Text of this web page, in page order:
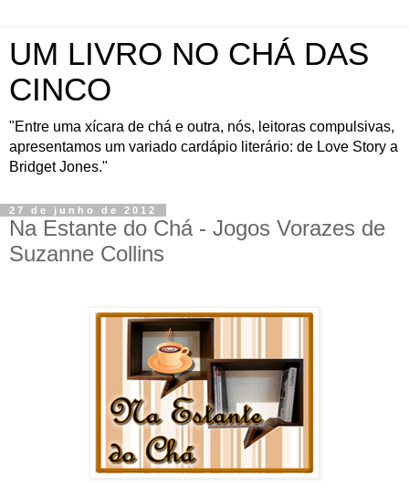
UM LIVRO NO CHÁ DAS
CINCO
"Entre uma xícara de chá e outra, nós, leitoras compulsivas,
apresentamos um variado cardápio literário: de Love Story a
Bridget Jones."
27 de junho de 2012
Na Estante do Chá - Jogos Vorazes de
Suzanne Collins